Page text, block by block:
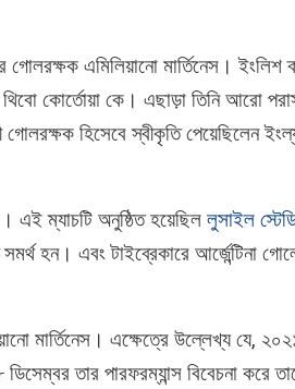
গোলরক্ষক এমিলিয়ানো মার্তিনেস। ইংলিশ
থিবো কোর্তোয়া কে। এছাড়া তিনি আরো
হিসেবে স্বীকৃতি পেয়েছিলেন
এই ম্যাচটি অনুষ্ঠিত হয়েছিল লুসাইল
হন। এবং টাইব্রেকারে আর্জেন্টিনা
মার্তিনেস। এক্ষেত্রে উল্লেখ্য যে,
তার পারফরম্যান্স বিবেচনা করে